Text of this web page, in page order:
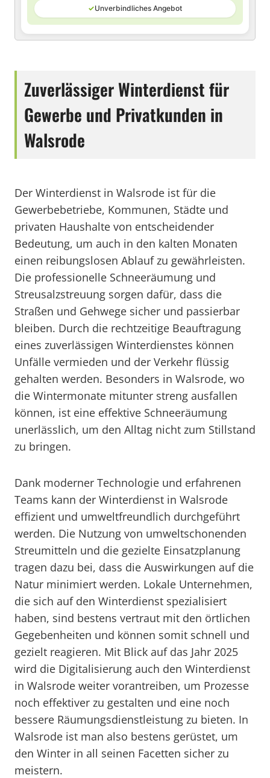
✓Unverbindliches Angebot
Zuverlässiger Winterdienst für
Gewerbe und Privatkunden in
Walsrode
Der Winterdienst in Walsrode ist für die
Gewerbebetriebe, Kommunen, Städte und
privaten Haushalte von entscheidender
Bedeutung, um auch in den kalten Monaten
einen reibungslosen Ablauf zu gewährleisten.
Die professionelle Schneeräumung und
Streusalzstreuung sorgen dafür, dass die
Straßen und Gehwege sicher und passierbar
bleiben. Durch die rechtzeitige Beauftragung
eines zuverlässigen Winterdienstes können
Unfälle vermieden und der Verkehr flüssig
gehalten werden. Besonders in Walsrode, wo
die Wintermonate mitunter streng ausfallen
können, ist eine effektive Schneeräumung
unerlässlich, um den Alltag nicht zum Stillstand
zu bringen.
Dank moderner Technologie und erfahrenen
Teams kann der Winterdienst in Walsrode
effizient und umweltfreundlich durchgeführt
werden. Die Nutzung von umweltschonenden
Streumitteln und die gezielte Einsatzplanung
tragen dazu bei, dass die Auswirkungen auf die
Natur minimiert werden. Lokale Unternehmen,
die sich auf den Winterdienst spezialisiert
haben, sind bestens vertraut mit den örtlichen
Gegebenheiten und können somit schnell und
gezielt reagieren. Mit Blick auf das Jahr 2025
wird die Digitalisierung auch den Winterdienst
in Walsrode weiter vorantreiben, um Prozesse
noch effektiver zu gestalten und eine noch
bessere Räumungsdienstleistung zu bieten. In
Walsrode ist man also bestens gerüstet, um
den Winter in all seinen Facetten sicher zu
meistern.